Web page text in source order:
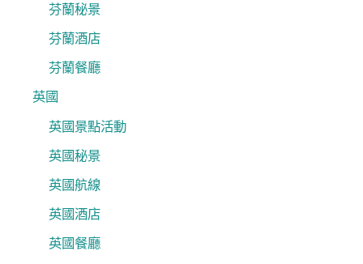
芬蘭秘景
芬蘭酒店
芬蘭餐廳
英國
英國景點活動
英國秘景
英國航線
英國酒店
英國餐廳